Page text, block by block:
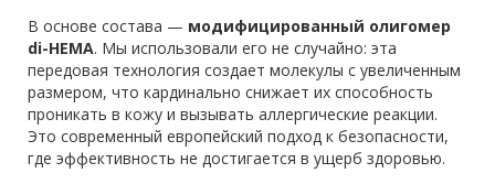
В основе состава — модифицированный олигомер
di-HEMA. Мы использовали его не случайно: эта
передовая технология создает молекулы с увеличенным
размером, что кардинально снижает их способность
проникать в кожу и вызывать аллергические реакции.
Это современный европейский подход к безопасности,
где эффективность не достигается в ущерб здоровью.